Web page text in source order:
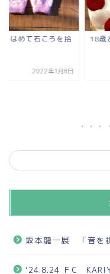
をはめて石ころを拾
2022年1月8日
18歳
坂本龍一展 「音を
‘24.8.24 ＦC